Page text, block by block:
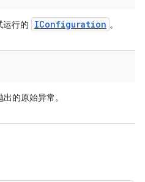
运行的 IConfiguration 。
的原始异常。